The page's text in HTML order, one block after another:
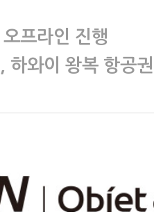
프라인 진행
와이 왕복 항공